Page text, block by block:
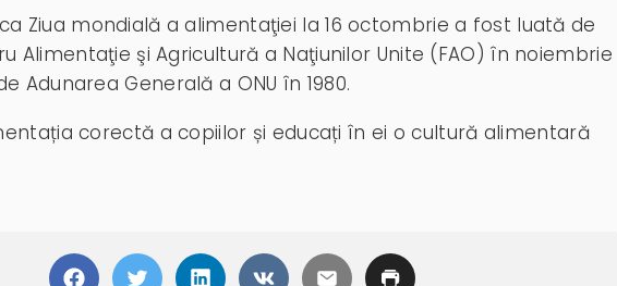
Ziua mondială a alimentaţiei la 16 octombrie a fost luată de
Alimentaţie şi Agricultură a Naţiunilor Unite (FAO) în noiembrie
Adunarea Generală a ONU în 1980.
corectă a copiilor și educați în ei o cultură alimentară